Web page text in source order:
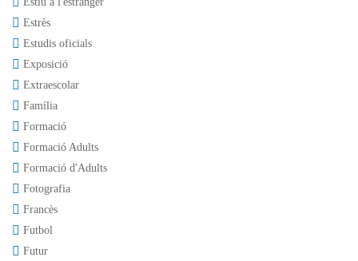
Estrès
Estudis oficials
Exposició
Extraescolar
Família
Formació
Formació Adults
Formació d'Adults
Fotografia
Francès
Futbol
Futur